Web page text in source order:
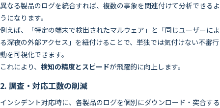
異なる製品のログを統合すれば、複数の事象を関連付けて分析できるよ
うになります。
例えば、「特定の端末で検出されたマルウェア」と「同じユーザーによ
る深夜の外部アクセス」を紐付けることで、単独では気付けない不審行
動を可視化できます。
これにより、 検知の精度とスピードが飛躍的に向上します。
2. 調査・対応工数の削減
インシデント対応時に、各製品のログを個別にダウンロード・突合する